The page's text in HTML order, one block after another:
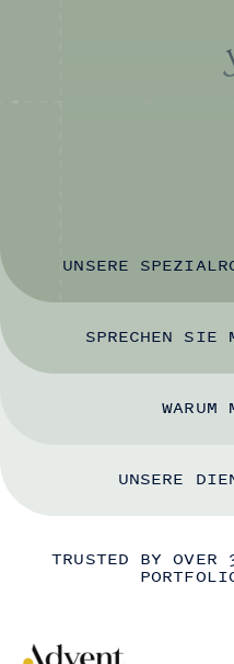
UNSERE
SPRECHEN SIE
WARUM
UNSERE
TRUSTED BY